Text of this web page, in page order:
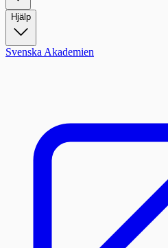
Hjälp
Svenska Akademien